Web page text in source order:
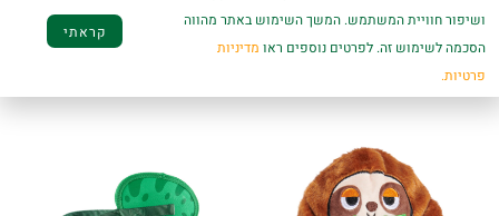
מוצרים קשורים
ושיפור חוויית המשתמש. המשך השימוש באתר מהווה
הסכמה לשימוש זה. לפרטים נוספים ראו מדיניות
פרטיות.
קראתי